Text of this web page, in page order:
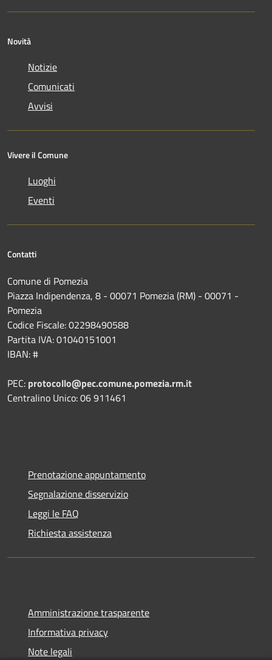
Novità
Notizie
Comunicati
Avvisi
Vivere il Comune
Luoghi
Eventi
Contatti
Comune di Pomezia
Piazza Indipendenza, 8 - 00071 Pomezia (RM) - 00071 -
Pomezia
Codice Fiscale: 02298490588
Partita IVA: 01040151001
IBAN: #
PEC: protocollo@pec.comune.pomezia.rm.it
Centralino Unico: 06 911461
Prenotazione appuntamento
Segnalazione disservizio
Leggi le FAQ
Richiesta assistenza
Amministrazione trasparente
Informativa privacy
Note legali